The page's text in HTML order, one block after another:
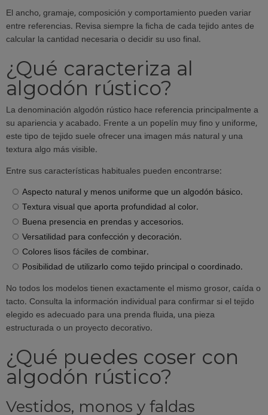
El ancho, gramaje, composición y comportamiento pueden variar
entre referencias. Revisa siempre la ficha de cada tejido antes de
calcular la cantidad necesaria o decidir su uso final.
¿Qué caracteriza al
algodón rústico?
La denominación algodón rústico hace referencia principalmente a
su apariencia y acabado. Frente a un popelín muy fino y uniforme,
este tipo de tejido suele ofrecer una imagen más natural y una
textura algo más visible.
Entre sus características habituales pueden encontrarse:
Aspecto natural y menos uniforme que un algodón básico.
Textura visual que aporta profundidad al color.
Buena presencia en prendas y accesorios.
Versatilidad para confección y decoración.
Colores lisos fáciles de combinar.
Posibilidad de utilizarlo como tejido principal o coordinado.
No todos los modelos tienen exactamente el mismo grosor, caída o
tacto. Consulta la información individual para confirmar si el tejido
elegido es adecuado para una prenda fluida, una pieza
estructurada o un proyecto decorativo.
¿Qué puedes coser con
algodón rústico?
Vestidos, monos y faldas